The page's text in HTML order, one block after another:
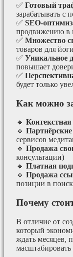
✅ Готовый
зарабатывать с
✅ SEO-
продвижению в
✅ Множество
товаров для
✅ Уникальное
повышает
✅
будет только
Как можно
🔹
🔹
сервисов
🔹 Продажа
консультации)
🔹 Платная
🔹 Продажа
позиции в
Почему
В отличие от
который
ждать месяцев,